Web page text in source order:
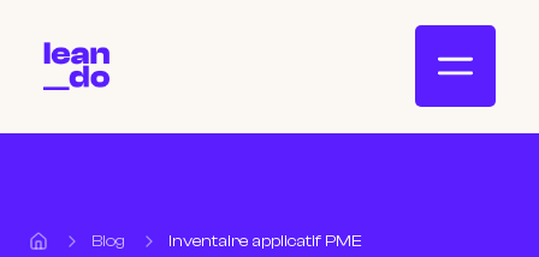
Accueil
Blog Inventaire applicatif PME